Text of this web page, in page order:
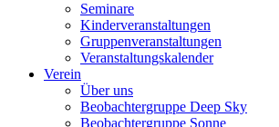
Seminare
Kinderveranstaltungen
Gruppenveranstaltungen
Veranstaltungskalender
Verein
Über uns
Beobachtergruppe Deep Sky
Beobachtergruppe Sonne